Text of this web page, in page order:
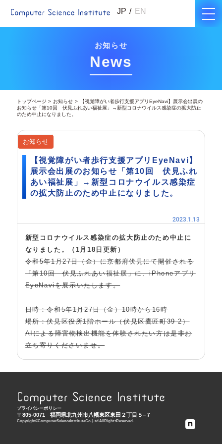
JP EN
お知らせ
News
トップページ お知らせ
【視覚障がい者歩行支援アプリEyeNavi】展示会出展の
お知らせ「第10回 伏見ふれあい福祉展」→新型コロナウイルス感染症の拡大防止
のため中止になりました。
【視覚障がい者歩行支援アプリEyeNavi】
展示会出展のお知らせ「第10回 伏見ふれ
あい福祉展」→新型コロナウイルス感染症
の拡大防止のため中止になりました。
2023.1.13
お知らせ
新型コロナウイルス感染症の拡大防止のため中止に
なりました。（1月18日更新）
令和5年1月27日（金）に京都府伏見にて開催される
「第10回 伏見ふれあい福祉展」に、iPhoneアプリ
EyeNaviを展示いたします。
日時：令和5年1月27日（金）10時から16時
場所：伏見区役所1階ホール（伏見区鷹匠町39-2）
AIによる障害物検出機能を体験されたい方は是非お
立ち寄りくださいませ。
プライバシーポリシー
〒805-0071 福岡県北九州市八幡東区東田２丁目５−７
Copyright © Computer Science Institute Co., Ltd. All Rights Reserved.